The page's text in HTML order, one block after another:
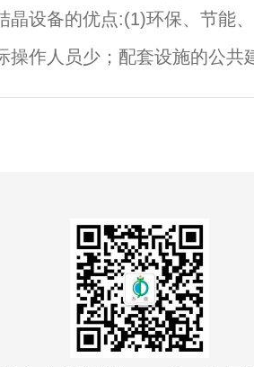
过吸热蒸发液体制冷的设备，
内部的压力来实现制冷效果。
晶设备的优点:(1)环保、节能
操作人员少；配套设施的公共
水平高，选择自动触摸屏的